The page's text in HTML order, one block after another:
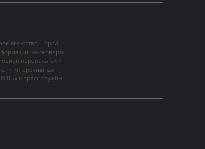
агентство «Город
на серверах
перепечатки и
- интерактивная
и пресс-службы